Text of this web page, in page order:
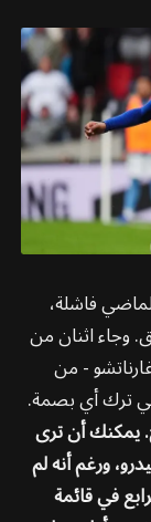
فاشلة،
وجاء اثنان من
- من
ترك أي بصمة.
يمكنك أن ترى
ورغم أنه لم
في قائمة